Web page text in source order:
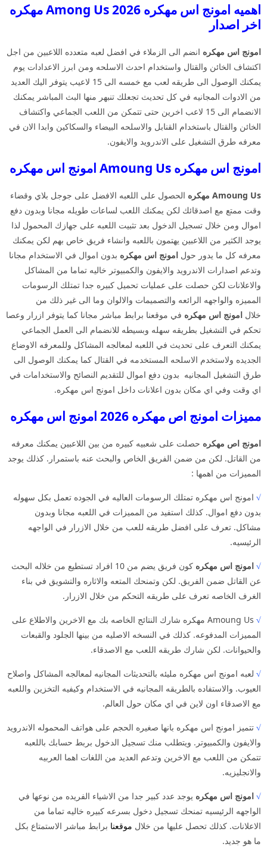
اهميه امونج اس مهكره 2026 Among Us مهكره
اخر اصدار
امونج اس مهكره انضم الى الزملاء في افضل لعبه متعدده اللاعبين من اجل
اكتشاف الخائن والقتال واستخدام احدث الاسلحه ومن ابرز الاعدادات يوم
يمكنك الوصول الى طريقه لعب مع خمسه الى 15 لاعيب يتوفر اليك العديد
من الادوات المجانيه في كل تحديث تجعلك تنبهر منها البث المباشر يمكنك
الانضمام الى 15 لاعب اخرين حتى تتمكن من اللعب الجماعي واكتشاف
الخائن والقتال باستخدام القنابل والاسلحه البيضاء والسكاكين وابدا الان في
معرفه طرق التشغيل على الاندرويد والايفون.
امونج اس مهكره Amoung Us امونج اس مهكره
Amoung Us مهكره الحصول على اللعبه الافضل على جوجل بلاي وقضاء
وقت ممتع مع اصدقائك لكن يمكنك اللعب لساعات طويله مجانا وبدون دفع
اموال ومن خلال تسجيل الدخول بعد تثبيت اللعبه على جهازك المحمول لذا
يوجد الكثير من اللاعبين يهتمون باللعبه وانشاء فريق خاص بهم لكن يمكنك
معرفه كل ما يدور حول امونج اس مهكره بدون اموال في الاستخدام مجانا
وتدعم اصدارات الاندرويد والايفون والكمبيوتر خاليه تماما من المشاكل
والاعلانات لكن حصلت على عمليات تحميل كبيره جدا تمتلك الرسومات
المميزه والواجهه الرائعه والتصميمات والالوان وما الى غير ذلك من
خلال امونج اس مهكره في موقعنا برابط مباشر مجانا كما يتوفر ازرار وعصا
تحكم في التشغيل بطريقه سهله وبسيطه للانضمام الى العمل الجماعي
يمكنك التعرف على تحديث في اللعبه لمعالجه المشاكل وللمعرفه الاوضاع
الجديده ولاستخدم الاسلحه المستخدمه في القتال كما يمكنك الوصول الى
طرق التشغيل المجانيه بدون دفع اموال للتقديم النصائح والاستخدامات في
اي وقت وفي اي مكان بدون اعلانات داخل امونج اس مهكره.
مميزات امونج اص مهكره 2026 امونج اس مهكره
امونج اص مهكره حصلت على شعبيه كبيره من بين اللاعبين يمكنك معرفه
من القاتل. لكن من ضمن الفريق الخاص والبحث عنه باستمرار. كذلك يوجد
المميزات من اهمها :
√ امونج اس مهكره تمتلك الرسومات العاليه في الجوده تعمل بكل سهوله
بدون دفع اموال. كذلك استفيد من المميزات في اللعبه مجانا وبدون
مشاكل. تعرف على افضل طريقه للعب من خلال الازرار في الواجهه
الرئيسيه.
√ امونج اس مهكره
كون فريق يضم من 10 افراد تستطيع من خلاله البحث
عن القاتل ضمن الفريق. لكن وتمنحك المتعه والاثاره والتشويق في بناء
الغرف الخاصه تعرف على طريقه التحكم من خلال الازرار.
√
Amoung Us مهكره شارك النتائج الخاصه بك مع الاخرين والاطلاع على
المميزات المدفوعه. كذلك في النسخه الاصليه من بينها الجلود والقبعات
والحيوانات. لكن شارك طريقه اللعب مع الاصدقاء.
√ لعبه امونج اس مهكره مليئه بالتحديثات المجانيه لمعالجه المشاكل واصلاح
العيوب. والاستفاده بالطريقه المجانيه في الاستخدام وكيفيه التخزين واللعبه
مع الاصدقاء اون لاين في اي مكان حول العالم.
√ تتميز امونج اس مهكره بانها صغيره الحجم على هواتف المحموله الاندرويد
والايفون والكمبيوتر. ويتطلب منك تسجيل الدخول بربط حسابك باللعبه
تتمكن من اللعب مع الاخرين وتدعم العديد من اللغات اهما العربيه
والانجليزيه.
√ امونج اس مهكره يوجد عدد كبير جدا من الاشياء الفريده من نوعها في
الواجهه الرئيسيه تمنحك تسجيل دخول بسرعه كبيره خاليه تماما من
الاعلانات. كذلك تحصل عليها من خلال موقعنا برابط مباشر الاستمتاع بكل
ما هو جديد.